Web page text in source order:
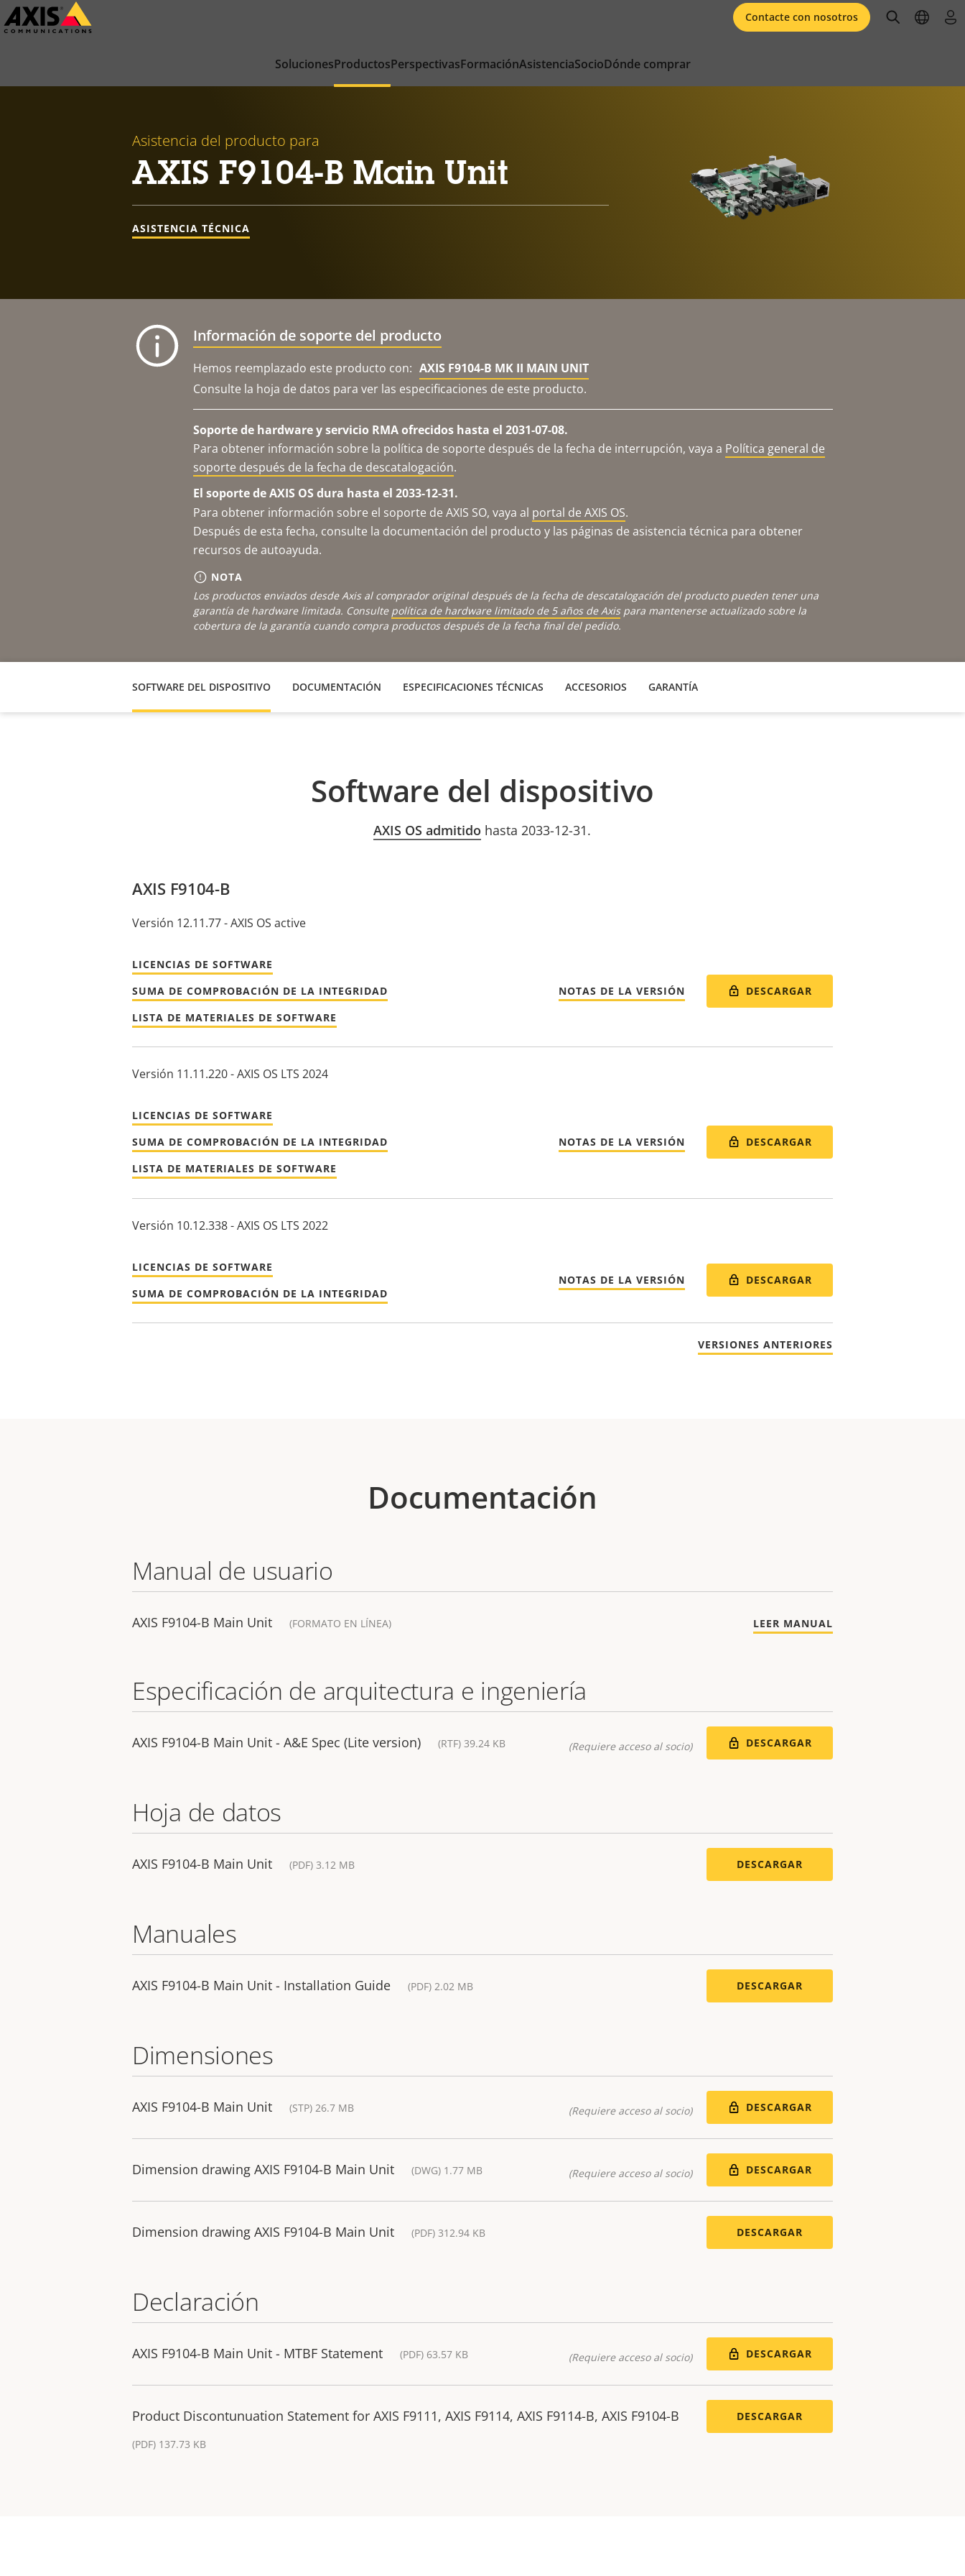
Saltar
al
SolucionesProductosPerspectivasFormaciónAsistenciaSocioDónde comprar
Contacte con nosotros openopen
Asistencia del producto para
AXIS F9104-B Main Unit
ASISTENCIA TÉCNICA
Información de soporte del producto
Hemos reemplazado este producto con: AXIS F9104-B MK II MAIN UNIT
Consulte la hoja de datos para ver las especificaciones de este producto.
Soporte de hardware y servicio RMA ofrecidos hasta el 2031-07-08.
Para obtener información sobre la política de soporte después de la fecha de interrupción, vaya a Política general de
soporte después de la fecha de descatalogación.
El soporte de AXIS OS dura hasta el 2033-12-31.
Para obtener información sobre el soporte de AXIS SO, vaya al portal de AXIS OS.
Después de esta fecha, consulte la documentación del producto y las páginas de asistencia técnica para obtener
recursos de autoayuda.
NOTA
Los productos enviados desde Axis al comprador original después de la fecha de descatalogación del producto pueden tener una
garantía de hardware limitada. Consulte política de hardware limitado de 5 años de Axispara mantenerse actualizado sobre la
cobertura de la garantía cuando compra productos después de la fecha final del pedido.
SOFTWARE DEL DISPOSITIVO DOCUMENTACIÓN ESPECIFICACIONES TÉCNICAS ACCESORIOS GARANTÍA
Software del dispositivo
AXIS OS admitido hasta 2033-12-31.
AXIS F9104-B
Versión 12.11.77 - AXIS OS active
LICENCIAS DE SOFTWARE
SUMA DE COMPROBACIÓN DE LA INTEGRIDAD
LISTA DE MATERIALES DE SOFTWARE
NOTAS DE LA VERSIÓN DESCARGAR
Versión 11.11.220 - AXIS OS LTS 2024
LICENCIAS DE SOFTWARE
SUMA DE COMPROBACIÓN DE LA INTEGRIDAD
LISTA DE MATERIALES DE SOFTWARE
NOTAS DE LA VERSIÓN DESCARGAR
Versión 10.12.338 - AXIS OS LTS 2022
LICENCIAS DE SOFTWARE
SUMA DE COMPROBACIÓN DE LA INTEGRIDAD
NOTAS DE LA VERSIÓN DESCARGAR
VERSIONES ANTERIORES
Documentación
Manual de usuario
AXIS F9104-B Main Unit (FORMATO EN LÍNEA) LEER MANUAL
Especificación de arquitectura e ingeniería
AXIS F9104-B Main Unit - A&E Spec (Lite version) (RTF) 39.24 KB (Requiere acceso al socio) DESCARGAR
Hoja de datos
AXIS F9104-B Main Unit (PDF) 3.12 MB DESCARGAR
Manuales
AXIS F9104-B Main Unit - Installation Guide (PDF) 2.02 MB DESCARGAR
Dimensiones
AXIS F9104-B Main Unit (STP) 26.7 MB (Requiere acceso al socio) DESCARGAR
Dimension drawing AXIS F9104-B Main Unit (DWG) 1.77 MB (Requiere acceso al socio) DESCARGAR
Dimension drawing AXIS F9104-B Main Unit (PDF) 312.94 KB DESCARGAR
Declaración
AXIS F9104-B Main Unit - MTBF Statement (PDF) 63.57 KB (Requiere acceso al socio) DESCARGAR
Product Discontunuation Statement for AXIS F9111, AXIS F9114, AXIS F9114-B, AXIS F9104-B
(PDF) 137.73 KB
DESCARGAR